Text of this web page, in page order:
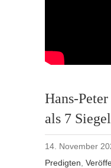
Hans-
als 7
14. November
Predigten ,